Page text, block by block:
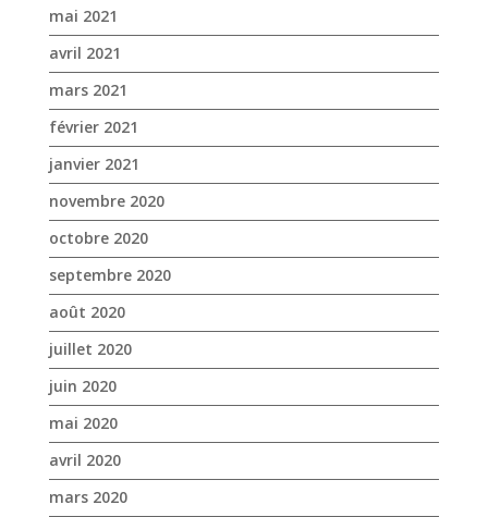
mai 2021
avril 2021
mars 2021
février 2021
janvier 2021
novembre 2020
octobre 2020
septembre 2020
août 2020
juillet 2020
juin 2020
mai 2020
avril 2020
mars 2020